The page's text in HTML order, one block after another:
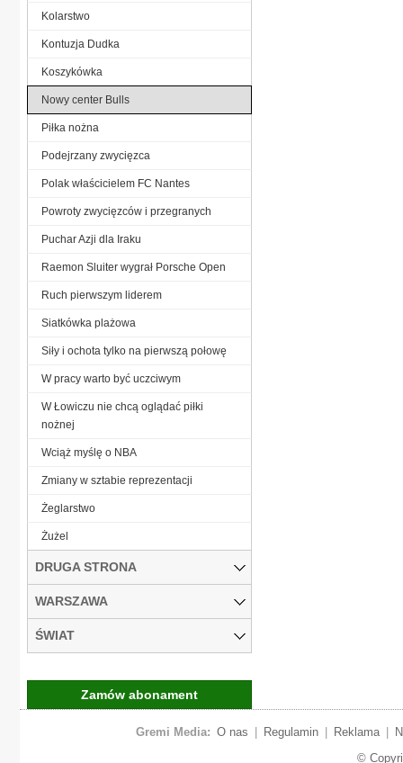
Kolarstwo
Kontuzja Dudka
Koszykówka
Nowy center Bulls
Piłka nożna
Podejrzany zwycięzca
Polak właścicielem FC Nantes
Powroty zwycięzców i przegranych
Puchar Azji dla Iraku
Raemon Sluiter wygrał Porsche Open
Ruch pierwszym liderem
Siatkówka plażowa
Siły i ochota tylko na pierwszą połowę
W pracy warto być uczciwym
W Łowiczu nie chcą oglądać piłki
nożnej
Wciąż myślę o NBA
Zmiany w sztabie reprezentacji
Żeglarstwo
Żużel
DRUGA STRONA
WARSZAWA
ŚWIAT
Zamów abonament
Gremi Media: O nas Regulamin Reklama
©